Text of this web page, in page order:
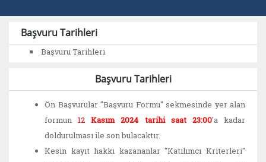
Başvuru Tarihleri
Başvuru Tarihleri
Başvuru Tarihleri
Ön Başvurular "Başvuru Formu" sekmesinde yer alan
formun 12Kasım 2024 tarihi saat 23:00'a kadar
doldurulması ile son bulacaktır.
Kesin kayıt hakkı kazananlar "Katılımcı Kriterleri"